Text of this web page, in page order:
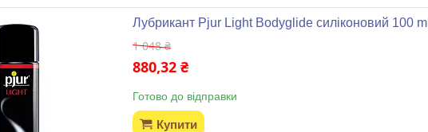
Лубрикант Pjur Light Bodyglide силіконовий 100 ml
1 048 ₴
880,32 ₴
Готово до відправки
Купити